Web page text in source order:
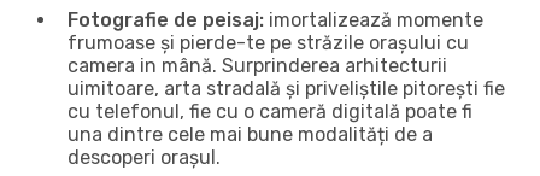
Fotografie de peisaj: imortalizează momente
frumoase și pierde-te pe străzile orașului cu
camera in mână. Surprinderea arhitecturii
uimitoare, arta stradală și priveliștile pitorești fie
cu telefonul, fie cu o cameră digitală poate fi
una dintre cele mai bune modalități de a
descoperi orașul.